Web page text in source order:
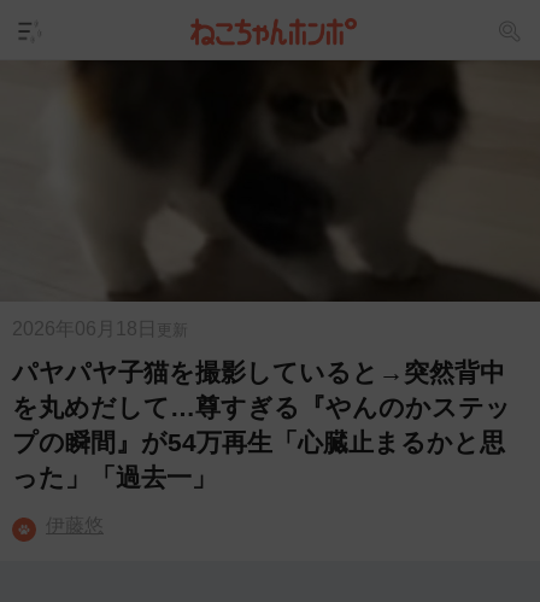
2026年06月18日 更新
パヤパヤ子猫を撮影していると→突然背中
を丸めだして…尊すぎる『やんのかステッ
プの瞬間』が54万再生「心臓止まるかと思
った」「過去一」
伊藤悠